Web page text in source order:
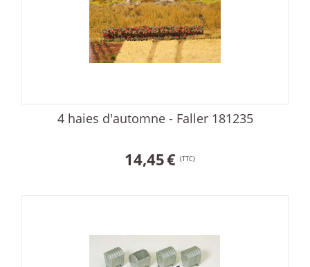
4 haies d'automne - Faller 181235
14,45€ (TTC)